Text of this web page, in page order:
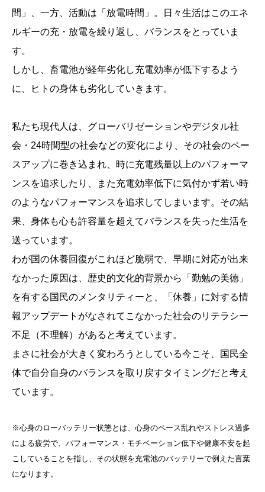
間」、一方、活動は「放電時間」。日々生活はこのエネ
ルギーの充・放電を繰り返し、バランスをとっていま
す。
しかし、畜電池が経年劣化し充電効率が低下するよう
に、ヒトの身体も劣化していきます。
私たち現代人は、グローバリゼーションやデジタル社
会・24時間型の社会などの変化により、その社会のペー
スアップに巻き込まれ、時に充電残量以上のパフォーマ
ンスを追求したり、また充電効率低下に気付かず若い時
のようなパフォーマンスを追求してしまいます。その結
果、身体も心も許容量を超えてバランスを失った生活を
送っています。
わが国の休養回復がこれほど脆弱で、早期に対応が出来
なかった原因は、歴史的文化的背景から「勤勉の美徳」
を有する国民のメンタリティーと、「休養」に対する情
報アップデートがなされてこなかった社会のリテラシー
不足（不理解）があると考えています。
まさに社会が大きく変わろうとしている今こそ、国民全
体で自分自身のバランスを取り戻すタイミングだと考え
ています。
※心身のローバッテリー状態とは、心身のペース乱れやストレス過多
による疲労で、パフォーマンス・モチベーション低下や健康不安を起
こしていることを指し、その状態を充電池のバッテリーで例えた言葉
になります。